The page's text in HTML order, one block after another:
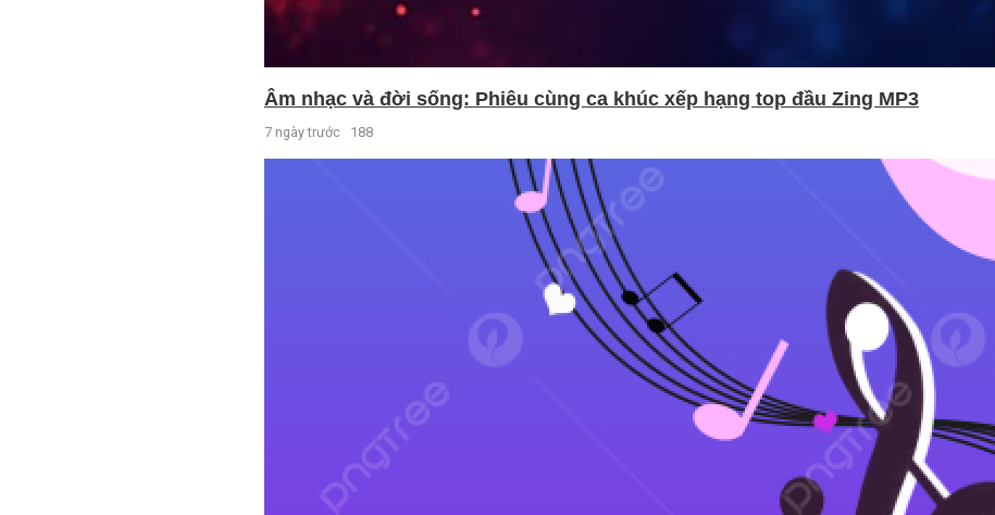
Âm nhạc và đời sống: Phiêu cùng ca khúc xếp hạng top đầu Zing MP3
7 ngày trước 188